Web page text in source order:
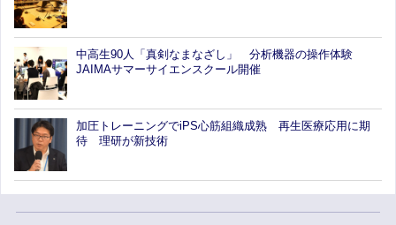
中高生90人「真剣なまなざし」 分析機器の操作体験
JAIMAサマーサイエンスクール開催
加圧トレーニングでiPS心筋組織成熟 再生医療応用に期
待 理研が新技術